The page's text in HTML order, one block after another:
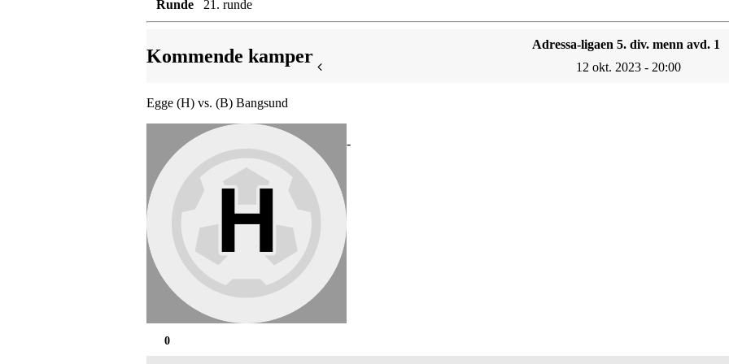
Runde 21. runde
Kommende kamper
Adressa-ligaen 5. div. menn avd. 1
12 okt. 2023 - 20:00
Egge (H) vs. (B) Bangsund
-
0